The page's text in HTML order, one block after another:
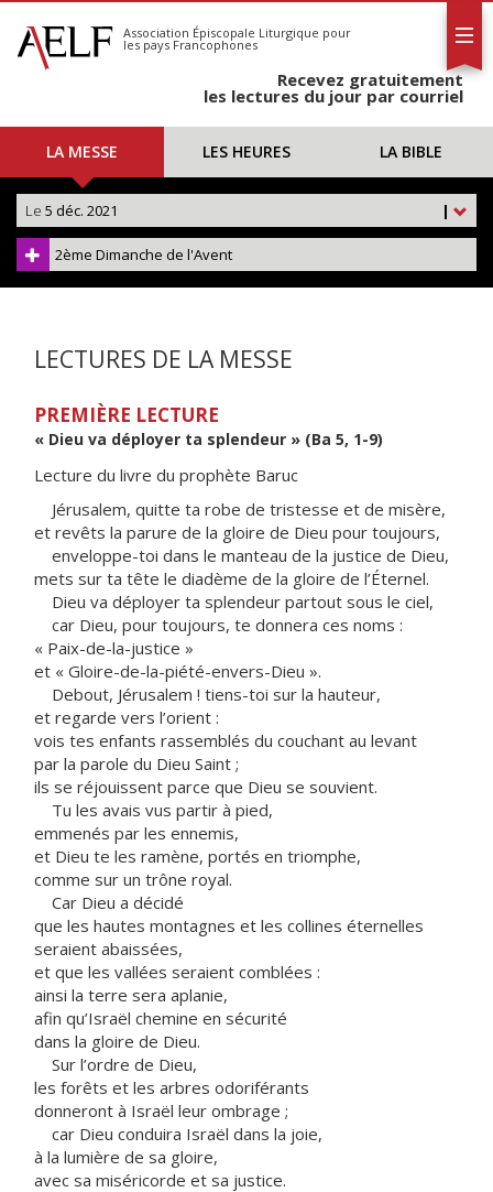
S'abonner
Calendrier
Association Épiscopale Liturgique pour
les pays Francophones
Recevez gratuitement
les lectures du jour par courriel
LA MESSE LES HEURES LA BIBLE
|
Le 5 déc. 2021
2ème Dimanche de l'Avent
LECTURES DE LA MESSE
PREMIÈRE LECTURE
« Dieu va déployer ta splendeur » (Ba 5, 1-9)
Lecture du livre du prophète Baruc
Jérusalem, quitte ta robe de tristesse et de misère,
et revêts la parure de la gloire de Dieu pour toujours,
enveloppe-toi dans le manteau de la justice de Dieu,
mets sur ta tête le diadème de la gloire de l’Éternel.
Dieu va déployer ta splendeur partout sous le ciel,
car Dieu, pour toujours, te donnera ces noms :
« Paix-de-la-justice »
et « Gloire-de-la-piété-envers-Dieu ».
Debout, Jérusalem ! tiens-toi sur la hauteur,
et regarde vers l’orient :
vois tes enfants rassemblés du couchant au levant
par la parole du Dieu Saint ;
ils se réjouissent parce que Dieu se souvient.
Tu les avais vus partir à pied,
emmenés par les ennemis,
et Dieu te les ramène, portés en triomphe,
comme sur un trône royal.
Car Dieu a décidé
que les hautes montagnes et les collines éternelles
seraient abaissées,
et que les vallées seraient comblées :
ainsi la terre sera aplanie,
afin qu’Israël chemine en sécurité
dans la gloire de Dieu.
Sur l’ordre de Dieu,
les forêts et les arbres odoriférants
donneront à Israël leur ombrage ;
car Dieu conduira Israël dans la joie,
à la lumière de sa gloire,
avec sa miséricorde et sa justice.